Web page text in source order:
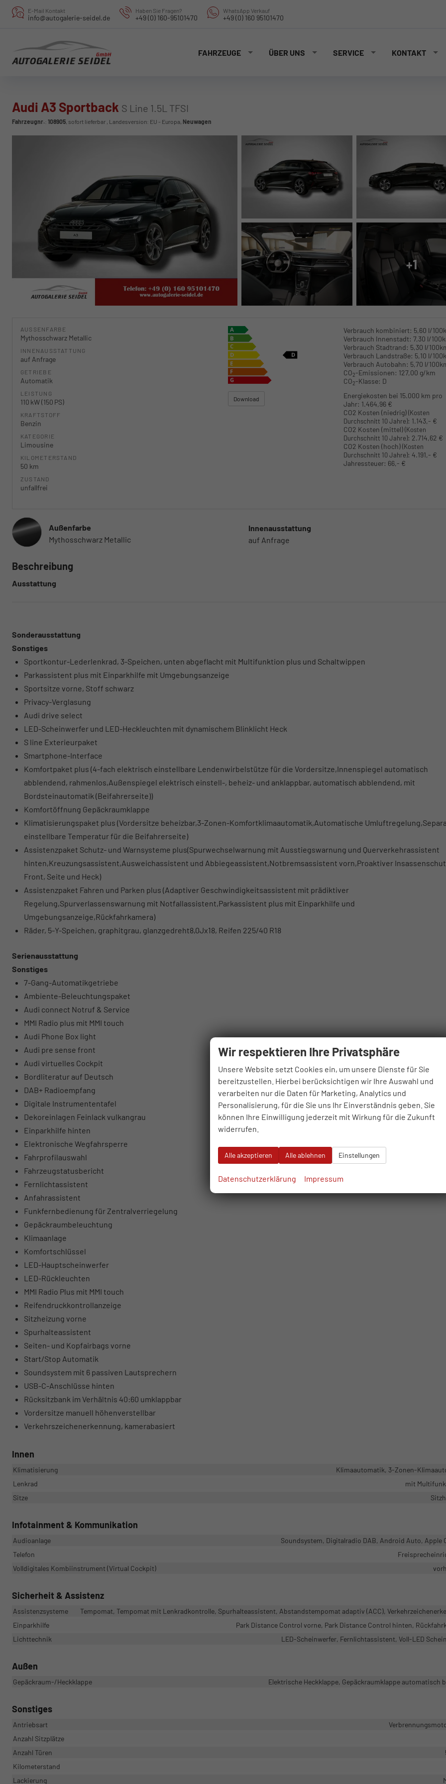
E-Mail Kontakt
info@autogalerie-seidel.de
Haben Sie Fragen?
+49 (0) 160-95101470
WhatsApp Verkauf
+49 (0) 160 95101470
FAHRZEUGE ÜBER UNS SERVICE KONTAKT
Audi A3 Sportback S Line 1.5L TFSI
Fahrzeugnr.: 108905, sofort lieferbar , Landesversion: EU - Europa, Neuwagen
+1
AUSSENFARBE
Mythosschwarz Metallic
INNENAUSSTATTUNG
auf Anfrage
GETRIEBE
Automatik
LEISTUNG
110 kW (150 PS)
KRAFTSTOFF
Benzin
KATEGORIE
Limousine
KILOMETERSTAND
50 km
ZUSTAND
unfallfrei
Verbrauch kombiniert: 5,60 l/
Verbrauch Innenstadt: 7,30 l/
Verbrauch Stadtrand: 5,30 l/
Verbrauch Landstraße: 5,10 l/
Verbrauch Autobahn: 5,70 l/
CO2-Emissionen: 127,00 g/km
CO2-Klasse: D
Download
Energiekosten bei 15.000 km pro
Jahr: 1.464,96 €
CO2 Kosten (niedrig)(Kosten
Durchschnitt 10 Jahre): 1.143,- €
CO2 Kosten (mittel)(Kosten
Durchschnitt 10 Jahre): 2.714,62 €
CO2 Kosten (hoch)(Kosten
Durchschnitt 10 Jahre): 4.191,- €
Jahressteuer: 66,- €
Außenfarbe
Mythosschwarz Metallic
Innenausstattung
auf Anfrage
Beschreibung
Ausstattung
Sonderausstattung
Sonstiges
Sportkontur-Lederlenkrad, 3-Speichen, unten abgeflacht mit Multifunktion plus und Schaltwippen
Parkassistent plus mit Einparkhilfe mit Umgebungsanzeige
Sportsitze vorne, Stoff schwarz
Privacy-Verglasung
Audi drive select
LED-Scheinwerfer und LED-Heckleuchten mit dynamischem Blinklicht Heck
S line Exterieurpaket
Smartphone-Interface
Komfortpaket plus (4-fach elektrisch einstellbare Lendenwirbelstütze für die Vordersitze,Innenspiegel automatisch
abblendend, rahmenlos,Außenspiegel elektrisch einstell-, beheiz- und anklappbar, automatisch abblendend, mit
Bordsteinautomatik (Beifahrerseite))
Komfortöffnung Gepäckraumklappe
Klimatisierungspaket plus (Vordersitze beheizbar,3-Zonen-Komfortklimaautomatik,Automatische
einstellbare Temperatur für die Beifahrerseite)
Assistenzpaket Schutz- und Warnsysteme plus(Spurwechselwarnung mit Ausstiegswarnung und Querverkehrassistent
hinten,Kreuzungsassistent,Ausweichassistent und Abbiegeassistent,Notbremsassistent vorn,Proaktiver
Front, Seite und Heck)
Assistenzpaket Fahren und Parken plus (Adaptiver Geschwindigkeitsassistent mit prädiktiver
Regelung,Spurverlassenswarnung mit Notfallassistent,Parkassistent plus mit Einparkhilfe und
Umgebungsanzeige,Rückfahrkamera)
Räder, 5-Y-Speichen, graphitgrau, glanzgedreht8,0Jx18, Reifen 225/40 R18
Serienausstattung
Sonstiges
7-Gang-Automatikgetriebe
Ambiente-Beleuchtungspaket
Audi connect Notruf & Service
MMI Radio plus mit MMI touch
Audi Phone Box light
Audi pre sense front
Audi virtuelles Cockpit
Bordliteratur auf Deutsch
DAB+ Radioempfang
Digitale Instrumententafel
Dekoreinlagen Feinlack vulkangrau
Einparkhilfe hinten
Elektronische Wegfahrsperre
Fahrprofilauswahl
Fahrzeugstatusbericht
Fernlichtassistent
Anfahrassistent
Funkfernbedienung für Zentralverriegelung
Gepäckraumbeleuchtung
Klimaanlage
Komfortschlüssel
LED-Hauptscheinwerfer
LED-Rückleuchten
MMI Radio Plus mit MMI touch
Reifendruckkontrollanzeige
Sitzheizung vorne
Spurhalteassistent
Seiten- und Kopfairbags vorne
Start/Stop Automatik
Soundsystem mit 6 passiven Lautsprechern
USB-C-Anschlüsse hinten
Rücksitzbank im Verhältnis 40:60 umklappbar
Vordersitze manuell höhenverstellbar
Verkehrszeichenerkennung, kamerabasiert
Innen
Klimatisierung
Klimaautomatik, 3-Zonen-
Lenkrad
mit
Sitze
Infotainment & Kommunikation
Audioanlage
Soundsystem, Digitalradio DAB, Android Auto, Apple
Telefon
Volldigitales Kombiinstrument (Virtual Cockpit)
Sicherheit & Assistenz
Assistenzsysteme
Tempomat, Tempomat mit Lenkradkontrolle, Spurhalteassistent, Abstandstempomat adaptiv (ACC),
Einparkhilfe
Park Distance Control vorne, Park Distance Control hinten,
Lichttechnik
LED-Scheinwerfer, Fernlichtassistent, Voll-LED
Außen
Gepäckraum-/Heckklappe Elektrische Heckklappe, Gepäckraumklappe automatisch
Sonstiges
Antriebsart
Anzahl Sitzplätze
Anzahl Türen
Kilometerstand
Lackierung
Wir respektieren Ihre Privatsphäre
Unsere Website setzt Cookies ein, um unsere Dienste für Sie
bereitzustellen. Hierbei berücksichtigen wir Ihre Auswahl und
verarbeiten nur die Daten für Marketing, Analytics und
Personalisierung, für die Sie uns Ihr Einverständnis geben. Sie
können Ihre Einwilligung jederzeit mit Wirkung für die Zukunft
widerrufen.
Alle akzeptieren Alle ablehnen Einstellungen
Datenschutzerklärung Impressum